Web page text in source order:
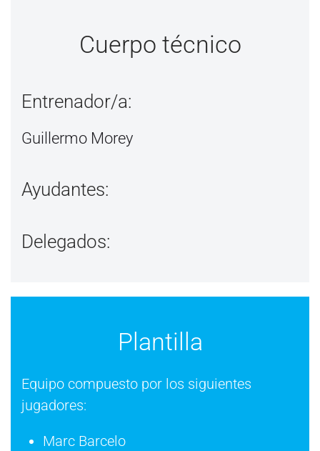
Cuerpo técnico
Entrenador/a:
Guillermo Morey
Ayudantes:
Delegados:
Plantilla
Equipo compuesto por los siguientes
jugadores:
Marc Barcelo